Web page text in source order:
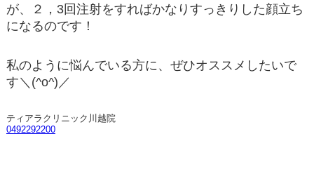
が、２，3回注射をすればかなりすっきりした顔立ち
になるのです！
私のように悩んでいる方に、ぜひオススメしたいで
す＼(^o^)／
ティアラクリニック川越院
0492292200